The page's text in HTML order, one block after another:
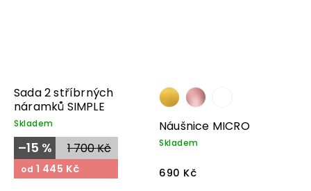
Sada 2 stříbrných
náramků SIMPLE
Skladem
1 700 Kč
–15 %
od 1 445 Kč
Náušnice MICRO
Skladem
690 Kč